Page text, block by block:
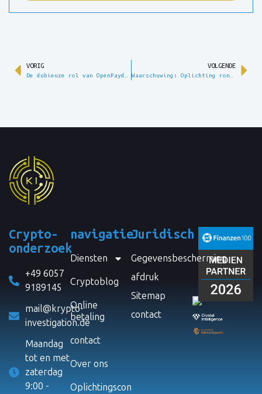
VORIG VOLGENDE
Crypto-
onderzoek
+49 6057
9189145
mail@krypto-
investigation.de
Maandag
tot en met
zaterdag
9:00 -
navigatie
Diensten
Cryptoblog
Online
betaling
contact
Over ons
Oplichtingscontrole
Juridisch
Gegevensbescherming
afdruk
Sitemap
contact